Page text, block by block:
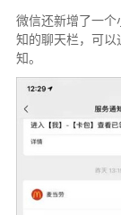
微信还新增了一
知的聊天栏，可以
知。